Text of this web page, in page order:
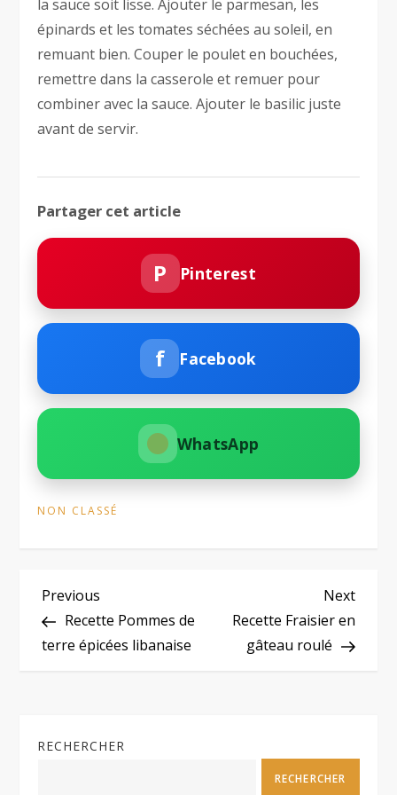
la sauce soit lisse. Ajouter le parmesan, les
épinards et les tomates séchées au soleil, en
remuant bien. Couper le poulet en bouchées,
remettre dans la casserole et remuer pour
combiner avec la sauce. Ajouter le basilic juste
avant de servir.
Partager cet article
P Pinterest
f Facebook
WhatsApp
NON CLASSÉ
N
a
Previous
Post
Previous
Recette Pommes de
terre épicées libanaise
Next
Post
Next
Recette Fraisier en
gâteau roulé
RECHERCHER
RECHERCHER